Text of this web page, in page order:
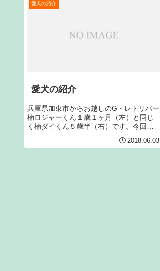
愛犬の紹介
愛犬の紹介
兵庫県加東市からお越しのG・レトリバー
楠ロジャーくん１歳１ヶ月（左）と同じ
く楠ダイくん５歳半（右）です。今回で
７回目です。宜しくお願いします。左の
2018.06.03